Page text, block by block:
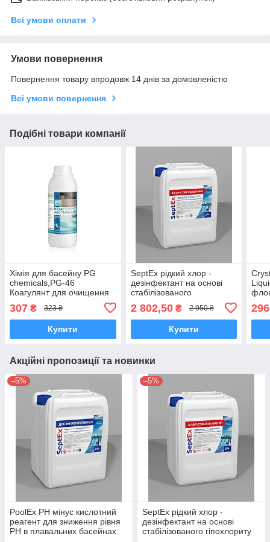
Всі умови оплати
Умови повернення
Повернення товару впродовж 14 днів за домовленістю
Всі умови повернення
Подібні товари компанії
Хімія для басейну PG
chemicals,PG-46
Коагулянт для очищення
307 ₴ 323 ₴
Купити
SeptEx рідкий хлор -
дезінфектант на основі
стабілізованого
басейнів 20 л (23 кг)
2 802,50₴ 2 950 ₴
Купити
296
Акційні пропозиції та новинки
–5%
PoolEx РН мінус кислотний
реагент для зниження рівня
РН в плавальних басейнах
–5%
SeptEx рідкий хлор -
дезінфектант на основі
стабілізованого гіпохлориту